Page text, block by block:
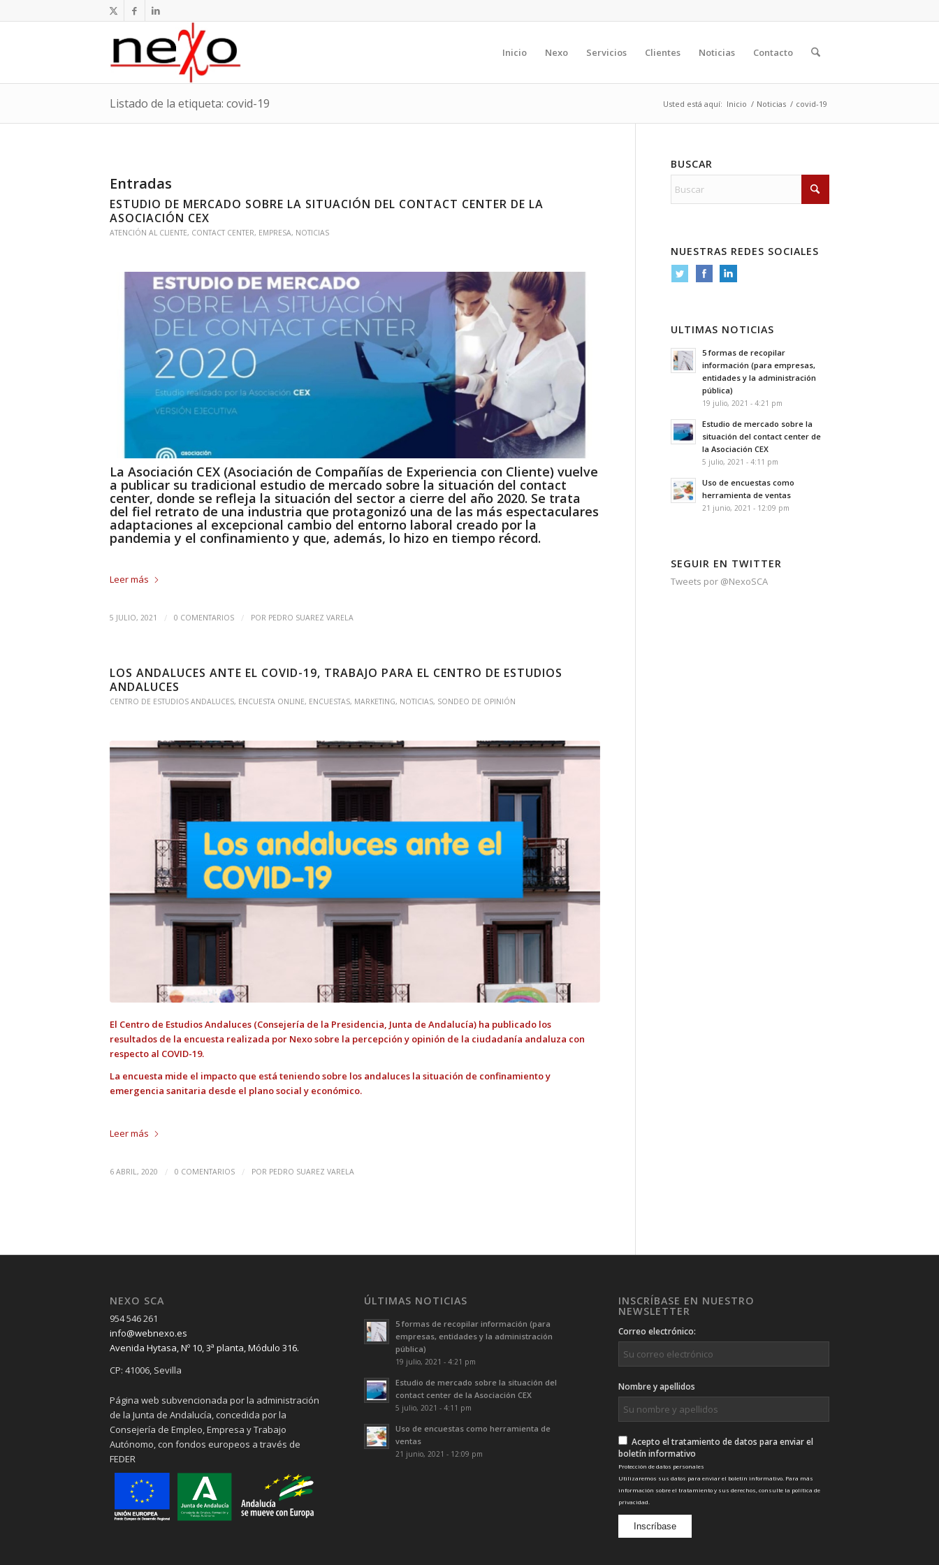
Inicio Nexo Servicios Clientes Noticias Contacto
Listado de la etiqueta: covid-19 Usted está aquí: Inicio / Noticias / covid-19
Entradas
ESTUDIO DE MERCADO SOBRE LA SITUACIÓN DEL CONTACT CENTER DE LA
ASOCIACIÓN CEX
ATENCIÓN AL CLIENTE, CONTACT CENTER, EMPRESA, NOTICIAS
La Asociación CEX (Asociación de Compañías de Experiencia con Cliente) vuelve
a publicar su tradicional estudio de mercado sobre la situación del contact
center, donde se refleja la situación del sector a cierre del año 2020. Se trata
del fiel retrato de una industria que protagonizó una de las más espectaculares
adaptaciones al excepcional cambio del entorno laboral creado por la
pandemia y el confinamiento y que, además, lo hizo en tiempo récord.
Leer más
5 JULIO, 2021 / 0 COMENTARIOS / POR PEDRO SUAREZ VARELA
LOS ANDALUCES ANTE EL COVID-19, TRABAJO PARA EL CENTRO DE ESTUDIOS
ANDALUCES
CENTRO DE ESTUDIOS ANDALUCES, ENCUESTA ONLINE, ENCUESTAS, MARKETING, NOTICIAS, SONDEO DE OPINIÓN
El Centro de Estudios Andaluces (Consejería de la Presidencia, Junta de Andalucía) ha publicado los
resultados de la encuesta realizada por Nexo sobre la percepción y opinión de la ciudadanía andaluza con
respecto al COVID-19.
La encuesta mide el impacto que está teniendo sobre los andaluces la situación de confinamiento y
emergencia sanitaria desde el plano social y económico.
Leer más
6 ABRIL, 2020 / 0 COMENTARIOS / POR PEDRO SUAREZ VARELA
BUSCAR
NUESTRAS REDES SOCIALES
ULTIMAS NOTICIAS
5 formas de recopilar
información (para empresas,
entidades y la administración
pública)
19 julio, 2021 - 4:21 pm
Estudio de mercado sobre la
situación del contact center de
la Asociación CEX
5 julio, 2021 - 4:11 pm
Uso de encuestas como
herramienta de ventas
21 junio, 2021 - 12:09 pm
SEGUIR EN TWITTER
Tweets por @NexoSCA
NEXO SCA
954 546 261
info@webnexo.es
Avenida Hytasa, Nº 10, 3ª planta, Módulo 316.
CP: 41006, Sevilla
Página web subvencionada por la administración
de la Junta de Andalucía, concedida por la
Consejería de Empleo, Empresa y Trabajo
Autónomo, con fondos europeos a través de
FEDER
ÚLTIMAS NOTICIAS
5 formas de recopilar información (para
empresas, entidades y la administración
pública)
19 julio, 2021 - 4:21 pm
Estudio de mercado sobre la situación del
contact center de la Asociación CEX
5 julio, 2021 - 4:11 pm
Uso de encuestas como herramienta de
ventas
21 junio, 2021 - 12:09 pm
INSCRÍBASE EN NUESTRO
NEWSLETTER
Correo electrónico:
Nombre y apellidos
Acepto el tratamiento de datos para enviar el
boletín informativo
Protección de datos personales
Utilizaremos sus datos para enviar el boletín informativo. Para más
información sobre el tratamiento y sus derechos, consulte la política de
privacidad